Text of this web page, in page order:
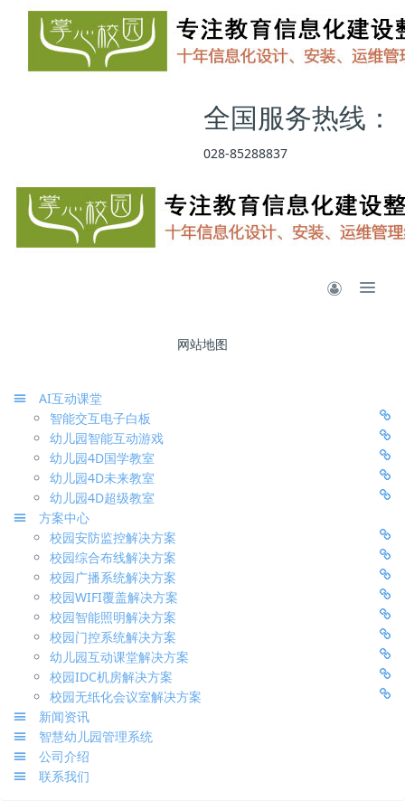
全国服务热线：
028-85288837
网站地图
AI互动课堂
智能交互电子白板
幼儿园智能互动游戏
幼儿园4D国学教室
幼儿园4D未来教室
幼儿园4D超级教室
方案中心
校园安防监控解决方案
校园综合布线解决方案
校园广播系统解决方案
校园WIFI覆盖解决方案
校园智能照明解决方案
校园门控系统解决方案
幼儿园互动课堂解决方案
校园IDC机房解决方案
校园无纸化会议室解决方案
新闻资讯
智慧幼儿园管理系统
公司介绍
联系我们